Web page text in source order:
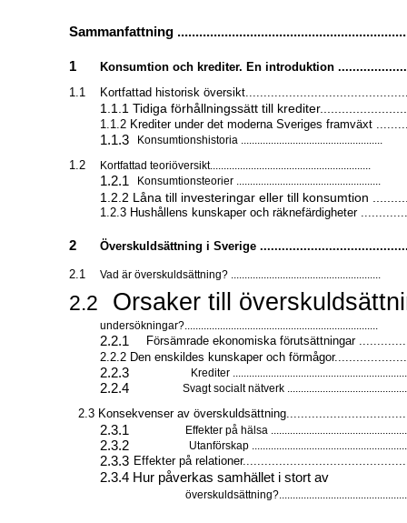
Sammanfattning
1
Konsumtion och krediter. En introduktion
1.1
Kortfattad historisk
1.1.1 Tidiga förhållningssätt till
1.1.2 Krediter under det moderna Sveriges framväxt
1.1.3 Konsumtionshistoria ....................................................
1.2 Kortfattad teoriöversikt...........................................................
1.2.1 Konsumtionsteorier .....................................................
1.2.2 Låna till investeringar eller till konsumtion
1.2.3 Hushållens kunskaper och räknefärdigheter
2 Överskuldsättning i Sverige
2.1 Vad är överskuldsättning? .......................................................
2.2 Orsaker till
undersökningar?.......................................................................
2.2.1
Försämrade ekonomiska förutsättningar
2.2.2 Den enskildes kunskaper och
2.2.3 Krediter
2.2.4 Svagt socialt nätverk
2.3 Konsekvenser av
2.3.1 Effekter på hälsa
2.3.2 Utanförskap
2.3.3 Effekter på
2.3.4 Hur påverkas samhället i stort av